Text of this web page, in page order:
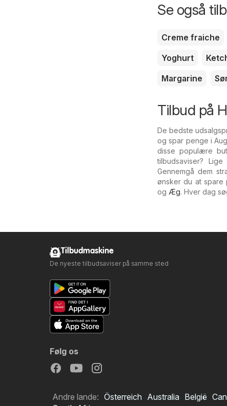
Se også
Creme fraiche
Yoghurt
Margarine
Tilbud på
De bedste
og spar penge i
disse populære
tilbudsaviser?
Gennemgå dem
ønsker du at spare
og Æg. Hver dag
Tilbudmaskine
De nyeste tilbudsaviser på samme sted
Følg os
Andre lande: Österreich Australia België